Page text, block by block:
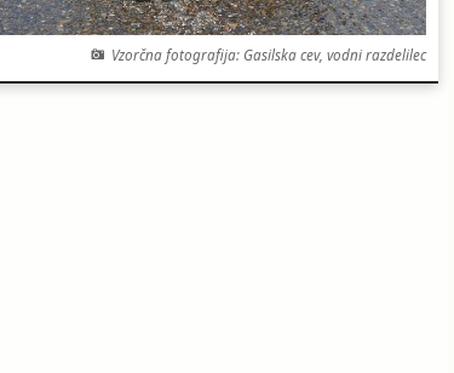
Vzorčna fotografija: Gasilska cev, vodni razdelilec